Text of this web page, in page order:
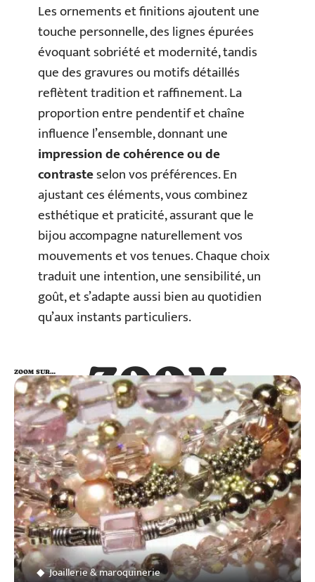
Les ornements et finitions ajoutent une
touche personnelle, des lignes épurées
évoquant sobriété et modernité, tandis
que des gravures ou motifs détaillés
reflètent tradition et raffinement. La
proportion entre pendentif et chaîne
influence l’ensemble, donnant une
impression de cohérence ou de
contrasteselon vos préférences. En
ajustant ces éléments, vous combinez
esthétique et praticité, assurant que le
bijou accompagne naturellement vos
mouvements et vos tenues. Chaque choix
traduit une intention, une sensibilité, un
goût, et s’adapte aussi bien au quotidien
qu’aux instants particuliers.
ZOOM
SUR…
ZOOM SUR…
Joaillerie & maroquinerie